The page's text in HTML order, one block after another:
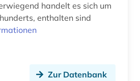
fid geschichtswissenschaft (2)
fid jüdische studien (1)
fid ost-, ostmittel- und südosteuropa (1)
handelt es sich um
enthalten sind
Zur Datenbank